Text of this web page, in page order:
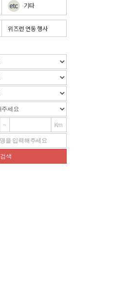
기타
위즈런 연동 행사
~
Km
검색